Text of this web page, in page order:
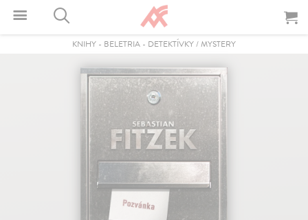
KNIHY - BELETRIA - DETEKTÍVKY / MYSTERY